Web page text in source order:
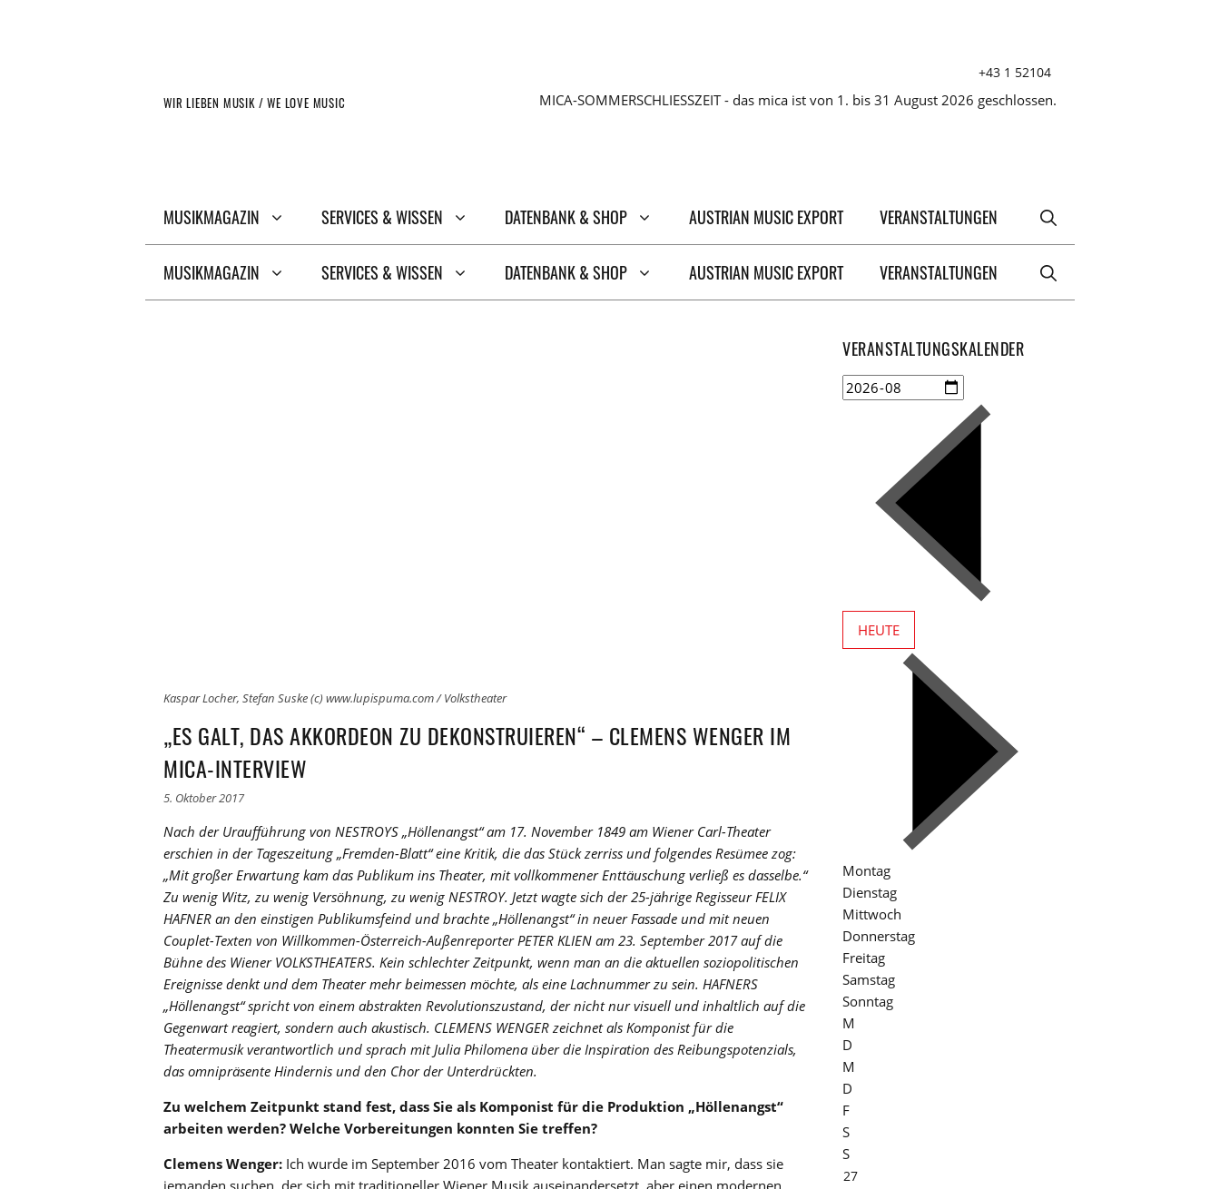
+43 1 52104
WIR LIEBEN MUSIK / WE LOVE MUSIC MICA-SOMMERSCHLIESSZEIT - das mica ist von 1. bis 31 August 2026 geschlossen.
MUSIKMAGAZIN SERVICES & WISSEN DATENBANK & SHOP AUSTRIAN MUSIC EXPORT VERANSTALTUNGEN
MUSIKMAGAZIN SERVICES & WISSEN DATENBANK & SHOP AUSTRIAN MUSIC EXPORT VERANSTALTUNGEN
Kaspar Locher, Stefan Suske (c) www.lupispuma.com / Volkstheater
„ES GALT, DAS AKKORDEON ZU DEKONSTRUIEREN“ – CLEMENS WENGER IM
MICA-INTERVIEW
5. Oktober 2017
Nach der Uraufführung von NESTROYS „Höllenangst“ am 17. November 1849 am Wiener Carl-Theater
erschien in der Tageszeitung „Fremden-Blatt“ eine Kritik, die das Stück zerriss und folgendes Resümee zog:
„Mit großer Erwartung kam das Publikum ins Theater, mit vollkommener Enttäuschung verließ es dasselbe.“
Zu wenig Witz, zu wenig Versöhnung, zu wenig NESTROY. Jetzt wagte sich der 25-jährige Regisseur FELIX
HAFNER an den einstigen Publikumsfeind und brachte „Höllenangst“ in neuer Fassade und mit neuen
Couplet-Texten von Willkommen-Österreich-Außenreporter PETER KLIEN am 23. September 2017 auf die
Bühne des Wiener VOLKSTHEATERS. Kein schlechter Zeitpunkt, wenn man an die aktuellen soziopolitischen
Ereignisse denkt und dem Theater mehr beimessen möchte, als eine Lachnummer zu sein. HAFNERS
„Höllenangst“ spricht von einem abstrakten Revolutionszustand, der nicht nur visuell und inhaltlich auf die
Gegenwart reagiert, sondern auch akustisch. CLEMENS WENGER zeichnet als Komponist für die
Theatermusik verantwortlich und sprach mit Julia Philomena über die Inspiration des Reibungspotenzials,
das omnipräsente Hindernis und den Chor der Unterdrückten.
Zu welchem Zeitpunkt stand fest, dass Sie als Komponist für die Produktion „Höllenangst“
arbeiten werden? Welche Vorbereitungen konnten Sie treffen?
Clemens Wenger: Ich wurde im September 2016 vom Theater kontaktiert. Man sagte mir, dass sie
VERANSTALTUNGSKALENDER
HEUTE
Montag
Dienstag
Mittwoch
Donnerstag
Freitag
Samstag
Sonntag
M
D
M
D
F
S
S
27